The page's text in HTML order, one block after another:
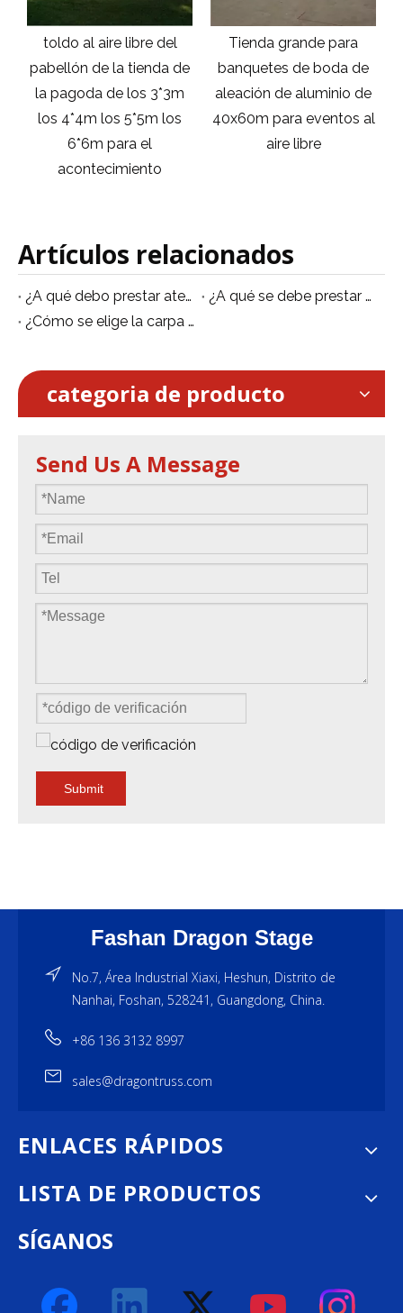
toldo al aire libre del
pabellón de la tienda de
la pagoda de los 3*3m
los 4*4m los 5*5m los
6*6m para el
acontecimiento
Tienda grande para
banquetes de boda de
aleación de aluminio de
40x60m para eventos al
aire libre
Artículos relacionados
¿A qué debo prestar atención al montar un escenario de concierto?
¿A qué se debe prestar atención cuando se utiliza Event truss?
¿Cómo se elige la carpa domo de 6 m de diámetro?
categoria de producto
Send Us A Message
Submit
Fashan Dragon Stage
No.7, Área Industrial Xiaxi, Heshun, Distrito de
Nanhai, Foshan, 528241, Guangdong, China.
+86 136 3132 8997
sales@dragontruss.com
ENLACES RÁPIDOS
LISTA DE PRODUCTOS
SÍGANOS